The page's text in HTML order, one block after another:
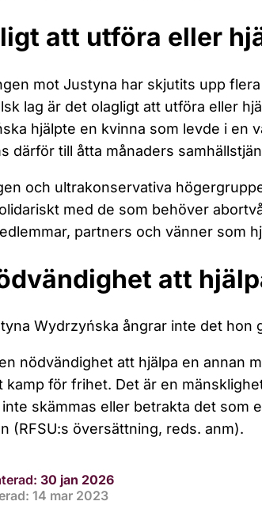
att utföra eller
mot Justyna har skjutits upp
lag är det olagligt att utföra eller
hjälpte en kvinna som levde i en
därför till åtta månaders
och ultrakonservativa
med de som behöver
partners och vänner som
att
Wydrzyńska ångrar inte det hon
nödvändighet att hjälpa en annan
kamp för frihet. Det är en
skämmas eller betrakta det som
(RFSU:s översättning, reds. anm).
30 jan 2026
14 mar 2023